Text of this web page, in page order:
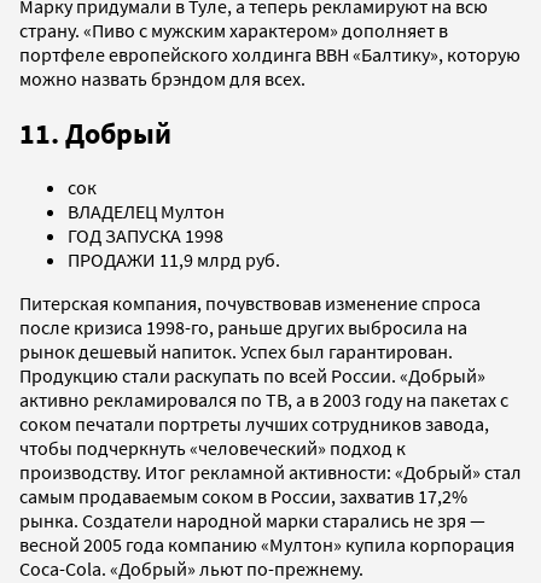
Марку придумали в Туле, а теперь рекламируют на всю
страну. «Пиво с мужским характером» дополняет в
портфеле европейского холдинга BBH «Балтику», которую
можно назвать брэндом для всех.
11. Добрый
сок
ВЛАДЕЛЕЦ Мултон
ГОД ЗАПУСКА 1998
ПРОДАЖИ 11,9 млрд руб.
Питерская компания, почувствовав изменение спроса
после кризиса 1998-го, раньше других выбросила на
рынок дешевый напиток. Успех был гарантирован.
Продукцию стали раскупать по всей России. «Добрый»
активно рекламировался по ТВ, а в 2003 году на пакетах с
соком печатали портреты лучших сотрудников завода,
чтобы подчеркнуть «человеческий» подход к
производству. Итог рекламной активности: «Добрый» стал
самым продаваемым соком в России, захватив 17,2%
рынка. Создатели народной марки старались не зря —
весной 2005 года компанию «Мултон» купила корпорация
Coca-Cola. «Добрый» льют по-прежнему.